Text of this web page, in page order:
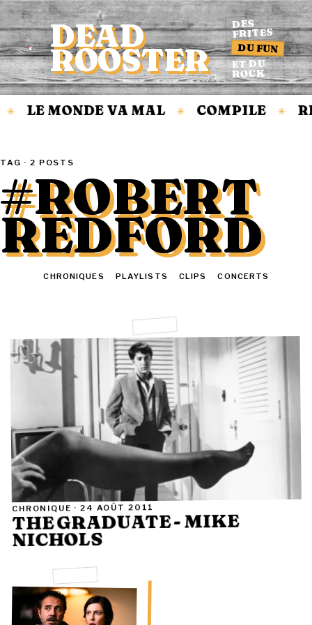
Accueil
DEAD
ROOSTER
DES
FRITES
DU FUN
ET DU
ROCK
✳ LE MONDE VA MAL ✳ COMPILE ✳
TAG · 2 POSTS
#ROBERT
REDFORD
CHRONIQUES PLAYLISTS CLIPS CONCERTS
CHRONIQUE ·24 AOÛT 2011
THE GRADUATE - MIKE
NICHOLS